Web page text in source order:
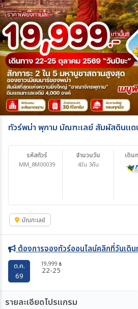
ทัวร์พม่า พุกาม มัณฑะเลย์ สัมผัสดินแด
รหัสทัวร์
MM_8M00039
จำนวนวัน
4วัน 3คืน
เดิน
มัณฑะเลย์
ต้องการจองทัวร์ออนไลน์คลิกที่วันเดิน
ต.ค.
69
19,999 ฿
22-25
รายละเอียดโปรแกรม